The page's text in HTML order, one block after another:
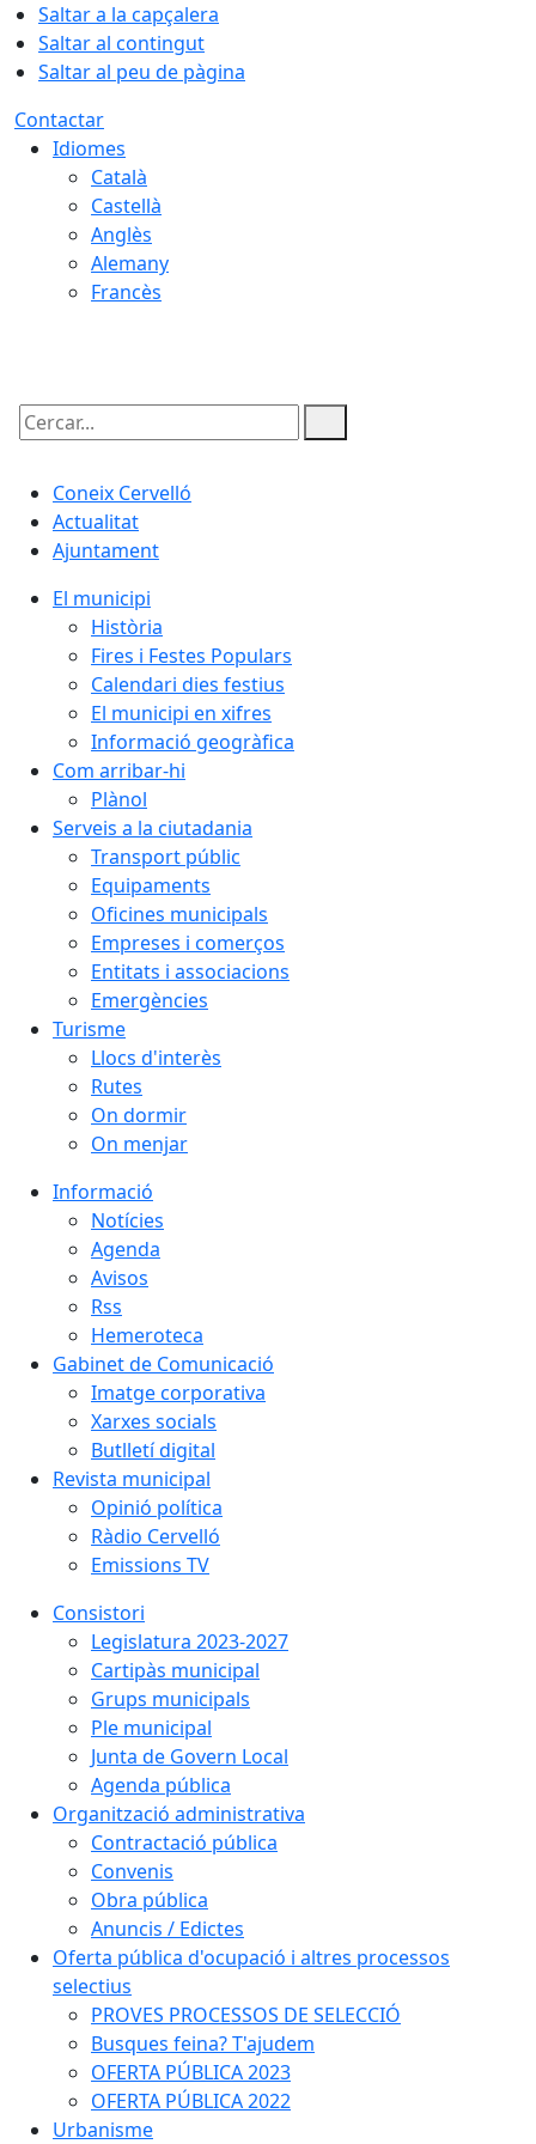
Saltar a la capçalera
Saltar al contingut
Saltar al peu de pàgina
Contactar
Idiomes
Català
Castellà
Anglès
Alemany
Francès
Cercar:
Coneix Cervelló
Actualitat
Ajuntament
El municipi
Història
Fires i Festes Populars
Calendari dies festius
El municipi en xifres
Informació geogràfica
Com arribar-hi
Plànol
Serveis a la ciutadania
Transport públic
Equipaments
Oficines municipals
Empreses i comerços
Entitats i associacions
Emergències
Turisme
Llocs d'interès
Rutes
On dormir
On menjar
Informació
Notícies
Agenda
Avisos
Rss
Hemeroteca
Gabinet de Comunicació
Imatge corporativa
Xarxes socials
Butlletí digital
Revista municipal
Opinió política
Ràdio Cervelló
Emissions TV
Consistori
Legislatura 2023-2027
Cartipàs municipal
Grups municipals
Ple municipal
Junta de Govern Local
Agenda pública
Organització administrativa
Contractació pública
Convenis
Obra pública
Anuncis / Edictes
Oferta pública d'ocupació i altres processos
selectius
PROVES PROCESSOS DE SELECCIÓ
Busques feina? T'ajudem
OFERTA PÚBLICA 2023
OFERTA PÚBLICA 2022
Urbanisme